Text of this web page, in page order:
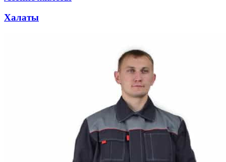
Халаты